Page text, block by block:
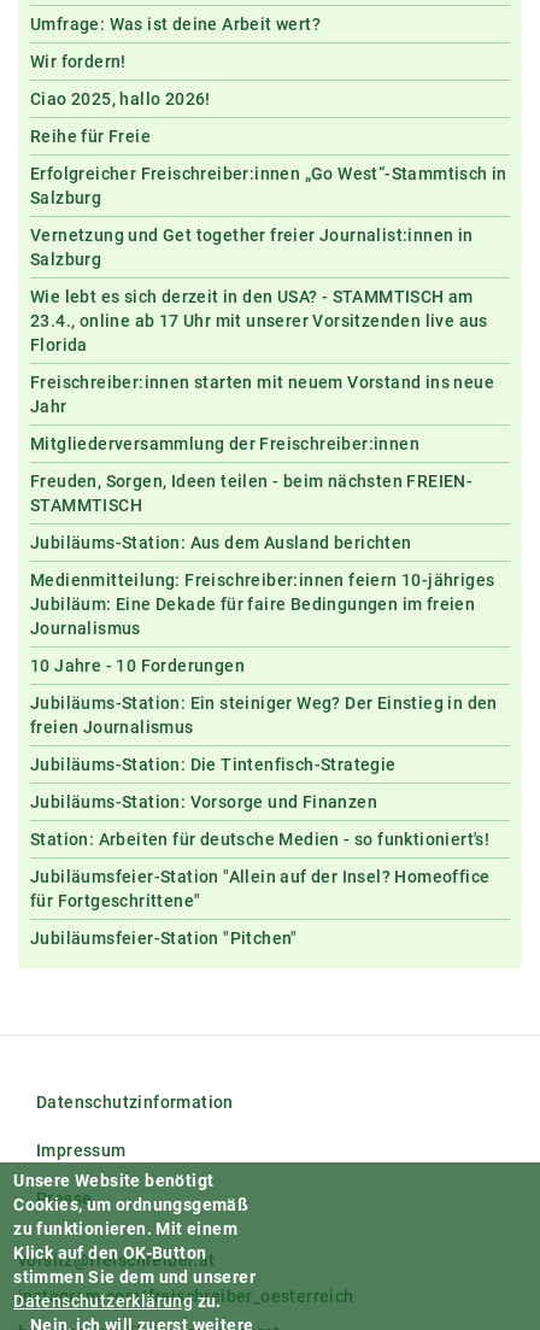
Umfrage: Was ist deine Arbeit wert?
Wir fordern!
Ciao 2025, hallo 2026!
Reihe für Freie
Erfolgreicher Freischreiber:innen „Go West“-Stammtisch in
Salzburg
Vernetzung und Get together freier Journalist:innen in
Salzburg
Wie lebt es sich derzeit in den USA? - STAMMTISCH am
23.4., online ab 17 Uhr mit unserer Vorsitzenden live aus
Florida
Freischreiber:innen starten mit neuem Vorstand ins neue
Jahr
Mitgliederversammlung der Freischreiber:innen
Freuden, Sorgen, Ideen teilen - beim nächsten FREIEN-
STAMMTISCH
Jubiläums-Station: Aus dem Ausland berichten
Medienmitteilung: Freischreiber:innen feiern 10-jähriges
Jubiläum: Eine Dekade für faire Bedingungen im freien
Journalismus
10 Jahre - 10 Forderungen
Jubiläums-Station: Ein steiniger Weg? Der Einstieg in den
freien Journalismus
Jubiläums-Station: Die Tintenfisch-Strategie
Jubiläums-Station: Vorsorge und Finanzen
Station: Arbeiten für deutsche Medien - so funktioniert's!
Jubiläumsfeier-Station "Allein auf der Insel? Homeoffice
für Fortgeschrittene"
Jubiläumsfeier-Station "Pitchen"
Datenschutzinformation
Impressum
Presse
vorsitz@freischreiber.at
instagram.com/freischreiber_oesterreich
Unsere Website benötigt
Cookies, um ordnungsgemäß
zu funktionieren. Mit einem
Klick auf den OK-Button
stimmen Sie dem und unserer
Datenschutzerklärungzu.
Nein, ich will zuerst weitere